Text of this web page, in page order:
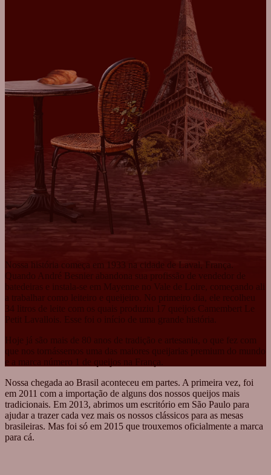
Nossa história começa em 1933 na cidade de Laval, França.
Quando André Besnier abandona sua profissão de vendedor de
batedeiras e instala-se em Mayenne no Vale de Loire, começando ali
a trabalhar como leiteiro e queijeiro. No primeiro dia, ele recolheu
34 litros de leite com os quais produziu 17 queijos Camembert Le
Petit Lavallois. Esse foi o início de uma grande história.
Hoje já são mais de 80 anos de tradição e artesania, o que fez com
que nos tornássemos uma das maiores queijarias premium do mundo
e a marca número 1 de queijos na França.
Nossa chegada ao Brasil aconteceu em partes. A primeira vez, foi
em 2011 com a importação de alguns dos nossos queijos mais
tradicionais. Em 2013, abrimos um escritório em São Paulo para
ajudar a trazer cada vez mais os nossos clássicos para as mesas
brasileiras. Mas foi só em 2015 que trouxemos oficialmente a marca
para cá.